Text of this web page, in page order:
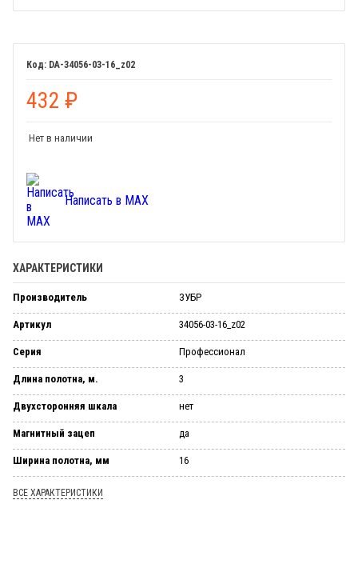
DA-34056-03-16_z02
432 ₽
Нет в наличии
Написать в MAX
ХАРАКТЕРИСТИКИ
Производитель ЗУБР
Артикул 34056-03-16_z02
Серия Профессионал
Длина полотна, м. 3
Двухсторонняя шкала нет
Магнитный зацеп да
Ширина полотна, мм 16
ВСЕ ХАРАКТЕРИСТИКИ